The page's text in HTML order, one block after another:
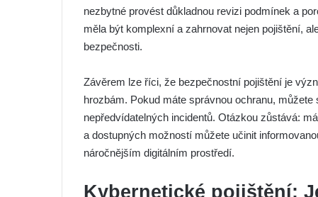
nezbytné provést důkladnou revizi podmínek a
měla být komplexní a zahrnovat nejen pojištění,
bezpečnosti.
Závěrem lze říci, že bezpečnostní pojištění je
hrozbám. Pokud máte správnou ochranu,
nepředvídatelných incidentů. Otázkou zůstává:
a dostupných možností můžete učinit
náročnějším digitálním prostředí.
Kybernetické pojištění: